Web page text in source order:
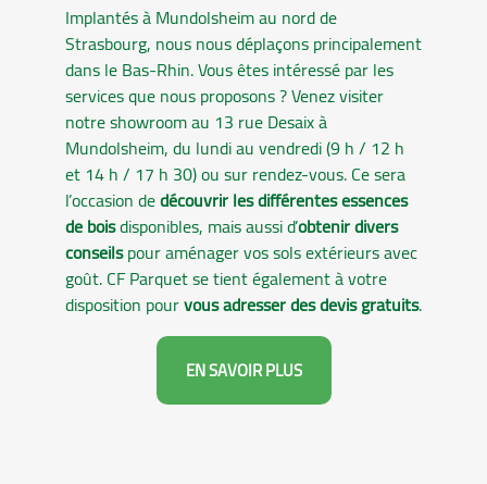
Implantés à Mundolsheim au nord de
Strasbourg, nous nous déplaçons principalement
dans le Bas-Rhin. Vous êtes intéressé par les
services que nous proposons ? Venez visiter
notre showroom au 13 rue Desaix à
Mundolsheim, du lundi au vendredi (9 h / 12 h
et 14 h / 17 h 30) ou sur rendez-vous. Ce sera
l’occasion dedécouvrir les différentes essences
de boisdisponibles, mais aussi d’obtenir divers
conseilspour aménager vos sols extérieurs avec
goût. CF Parquet se tient également à votre
disposition pourvous adresser des devis gratuits.
EN SAVOIR PLUS